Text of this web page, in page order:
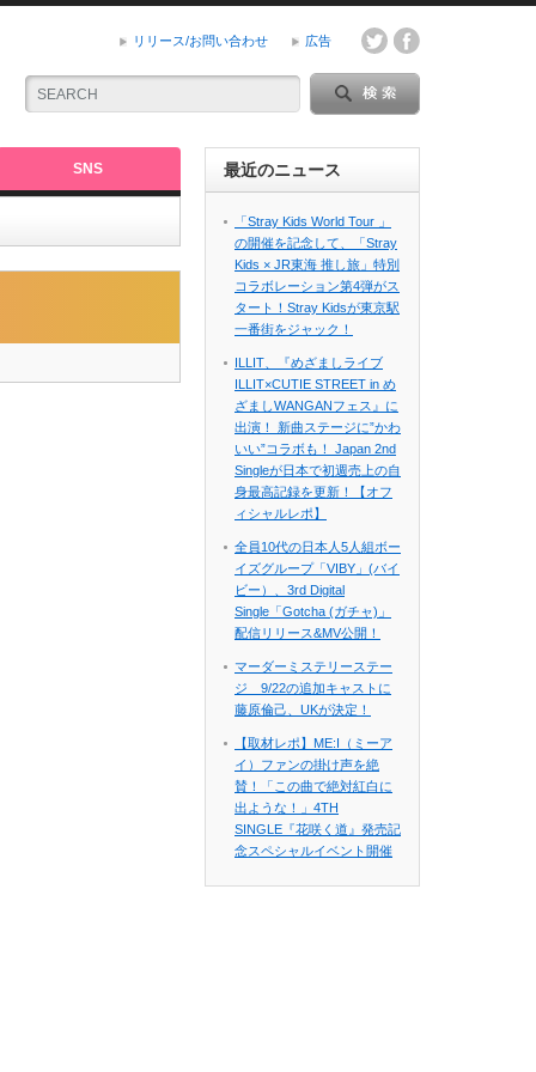
リリース/お問い合わせ 広告
SNS 最近のニュース
「Stray Kids World Tour 」
の開催を記念して、「Stray
Kids × JR東海 推し旅」特別
コラボレーション第4弾がス
タート！Stray Kidsが東京駅
一番街をジャック！
ILLIT、『めざましライブ
ILLIT×CUTIE STREET in め
ざましWANGANフェス』に
出演！ 新曲ステージに”かわ
いい”コラボも！ Japan 2nd
Singleが日本で初週売上の自
身最高記録を更新！【オフ
ィシャルレポ】
全員10代の日本人5人組ボー
イズグループ「VIBY」(バイ
ビー）、3rd Digital
Single「Gotcha (ガチャ)」
配信リリース&MV公開！
マーダーミステリーステー
ジ 9/22の追加キャストに
藤原倫己、UKが決定！
【取材レポ】ME:I（ミーア
イ）ファンの掛け声を絶
賛！「この曲で絶対紅白に
出ような！」4TH
SINGLE『花咲く道』発売記
念スペシャルイベント開催